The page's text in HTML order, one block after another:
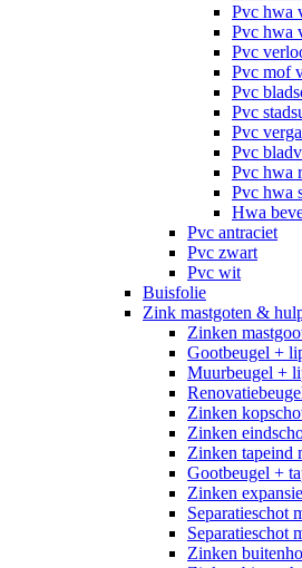
Pvc hwa
Pvc hwa
Pvc
Pvc mof
Pvc
Pvc
Pvc
Pvc
Pvc hwa
Pvc hwa
Hwa
Pvc antraciet
Pvc zwart
Pvc wit
Buisfolie
Zink mastgoten &
Zinken
Gootbeugel +
Muurbeugel +
Zinken
Zinken
Zinken tapeind
Gootbeugel +
Zinken
Separatieschot
Separatieschot
Zinken